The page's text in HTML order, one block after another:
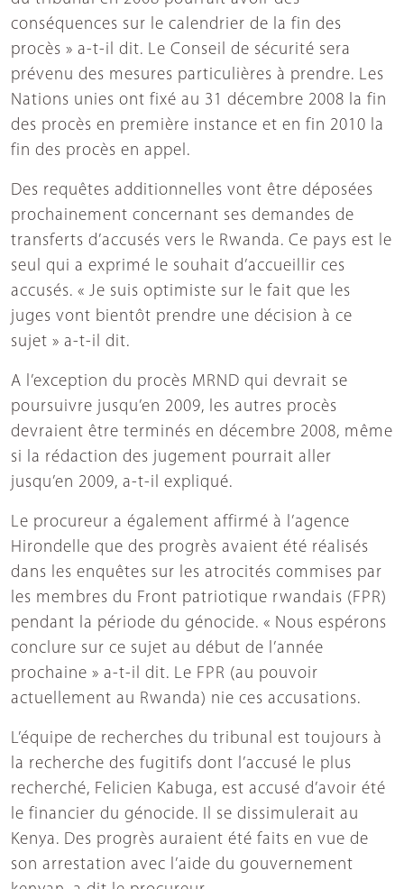
conséquences sur le calendrier de la fin des
procès » a-t-il dit. Le Conseil de sécurité sera
prévenu des mesures particulières à prendre. Les
Nations unies ont fixé au 31 décembre 2008 la fin
des procès en première instance et en fin 2010 la
fin des procès en appel.
Des requêtes additionnelles vont être déposées
prochainement concernant ses demandes de
transferts d’accusés vers le Rwanda. Ce pays est le
seul qui a exprimé le souhait d’accueillir ces
accusés. « Je suis optimiste sur le fait que les
juges vont bientôt prendre une décision à ce
sujet » a-t-il dit.
A l’exception du procès MRND qui devrait se
poursuivre jusqu’en 2009, les autres procès
devraient être terminés en décembre 2008, même
si la rédaction des jugement pourrait aller
jusqu’en 2009, a-t-il expliqué.
Le procureur a également affirmé à l’agence
Hirondelle que des progrès avaient été réalisés
dans les enquêtes sur les atrocités commises par
les membres du Front patriotique rwandais (FPR)
pendant la période du génocide. « Nous espérons
conclure sur ce sujet au début de l’année
prochaine » a-t-il dit. Le FPR (au pouvoir
actuellement au Rwanda) nie ces accusations.
L’équipe de recherches du tribunal est toujours à
la recherche des fugitifs dont l’accusé le plus
recherché, Felicien Kabuga, est accusé d’avoir été
le financier du génocide. Il se dissimulerait au
Kenya. Des progrès auraient été faits en vue de
son arrestation avec l’aide du gouvernement